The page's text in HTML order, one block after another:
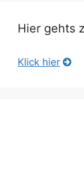
Hier gehts
Klick hier